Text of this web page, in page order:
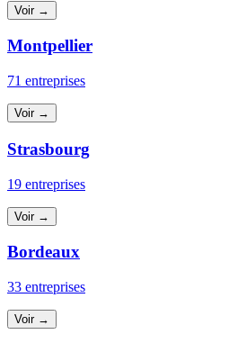
Voir →
Montpellier
71 entreprises
Voir →
Strasbourg
19 entreprises
Voir →
Bordeaux
33 entreprises
Voir →